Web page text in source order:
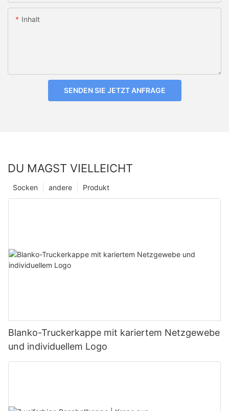
Inhalt
SENDEN SIE JETZT ANFRAGE
DU MAGST VIELLEICHT
Produkt
andere
Socken
Blanko-Truckerkappe mit kariertem Netzgewebe
und individuellem Logo